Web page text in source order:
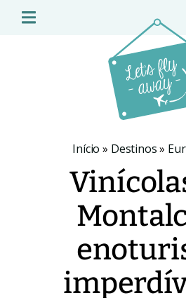
Início » Destinos»